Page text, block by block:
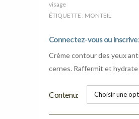
visage
ÉTIQUETTE : MONTEIL
Connectez-vous ou
Crème contour des yeux
cernes. Raffermit et
Contenu